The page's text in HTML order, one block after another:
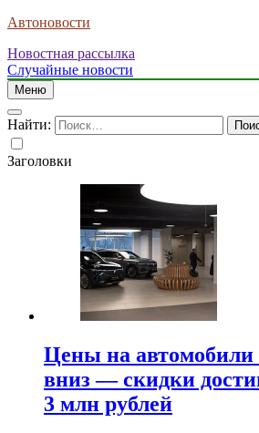
Автоновости
Новостная рассылка
Случайные новости
Меню
Найти:
Заголовки
Цены на
вниз — скидки
3 млн рублей